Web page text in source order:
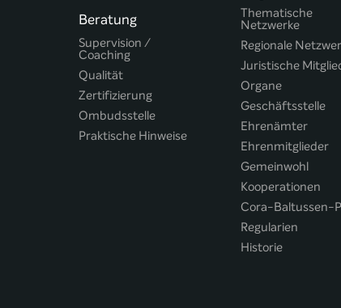
Beratung
Supervision /
Coaching
Qualität
Zertifizierung
Ombudsstelle
Praktische Hinweise
Thematische
Netzwerke
Regionale
Juristische
Organe
Geschäftsstelle
Ehrenämter
Ehrenmitglieder
Gemeinwohl
Kooperationen
Cora-Baltussen-
Regularien
Historie